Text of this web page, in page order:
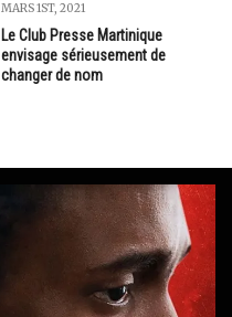
MARS 1ST, 2021
Le Club Presse Martinique
envisage sérieusement de
changer de nom